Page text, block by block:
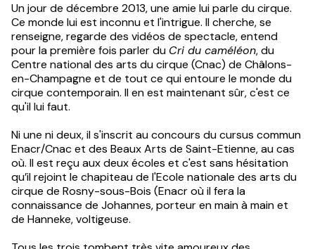
Un jour de décembre 2013, une amie lui parle du cirque.
Ce monde lui est inconnu et l'intrigue. Il cherche, se
renseigne, regarde des vidéos de spectacle, entend
pour la première fois parler du Cri du caméléon, du
Centre national des arts du cirque (Cnac) de Châlons-
en-Champagne et de tout ce qui entoure le monde du
cirque contemporain. Il en est maintenant sûr, c'est ce
qu'il lui faut.
Ni une ni deux, il s'inscrit au concours du cursus commun
Enacr/Cnac et des Beaux Arts de Saint-Etienne, au cas
où. Il est reçu aux deux écoles et c'est sans hésitation
qu’il rejoint le chapiteau de l'Ecole nationale des arts du
cirque de Rosny-sous-Bois (Enacr où il fera la
connaissance de Johannes, porteur en main à main et
de Hanneke, voltigeuse.